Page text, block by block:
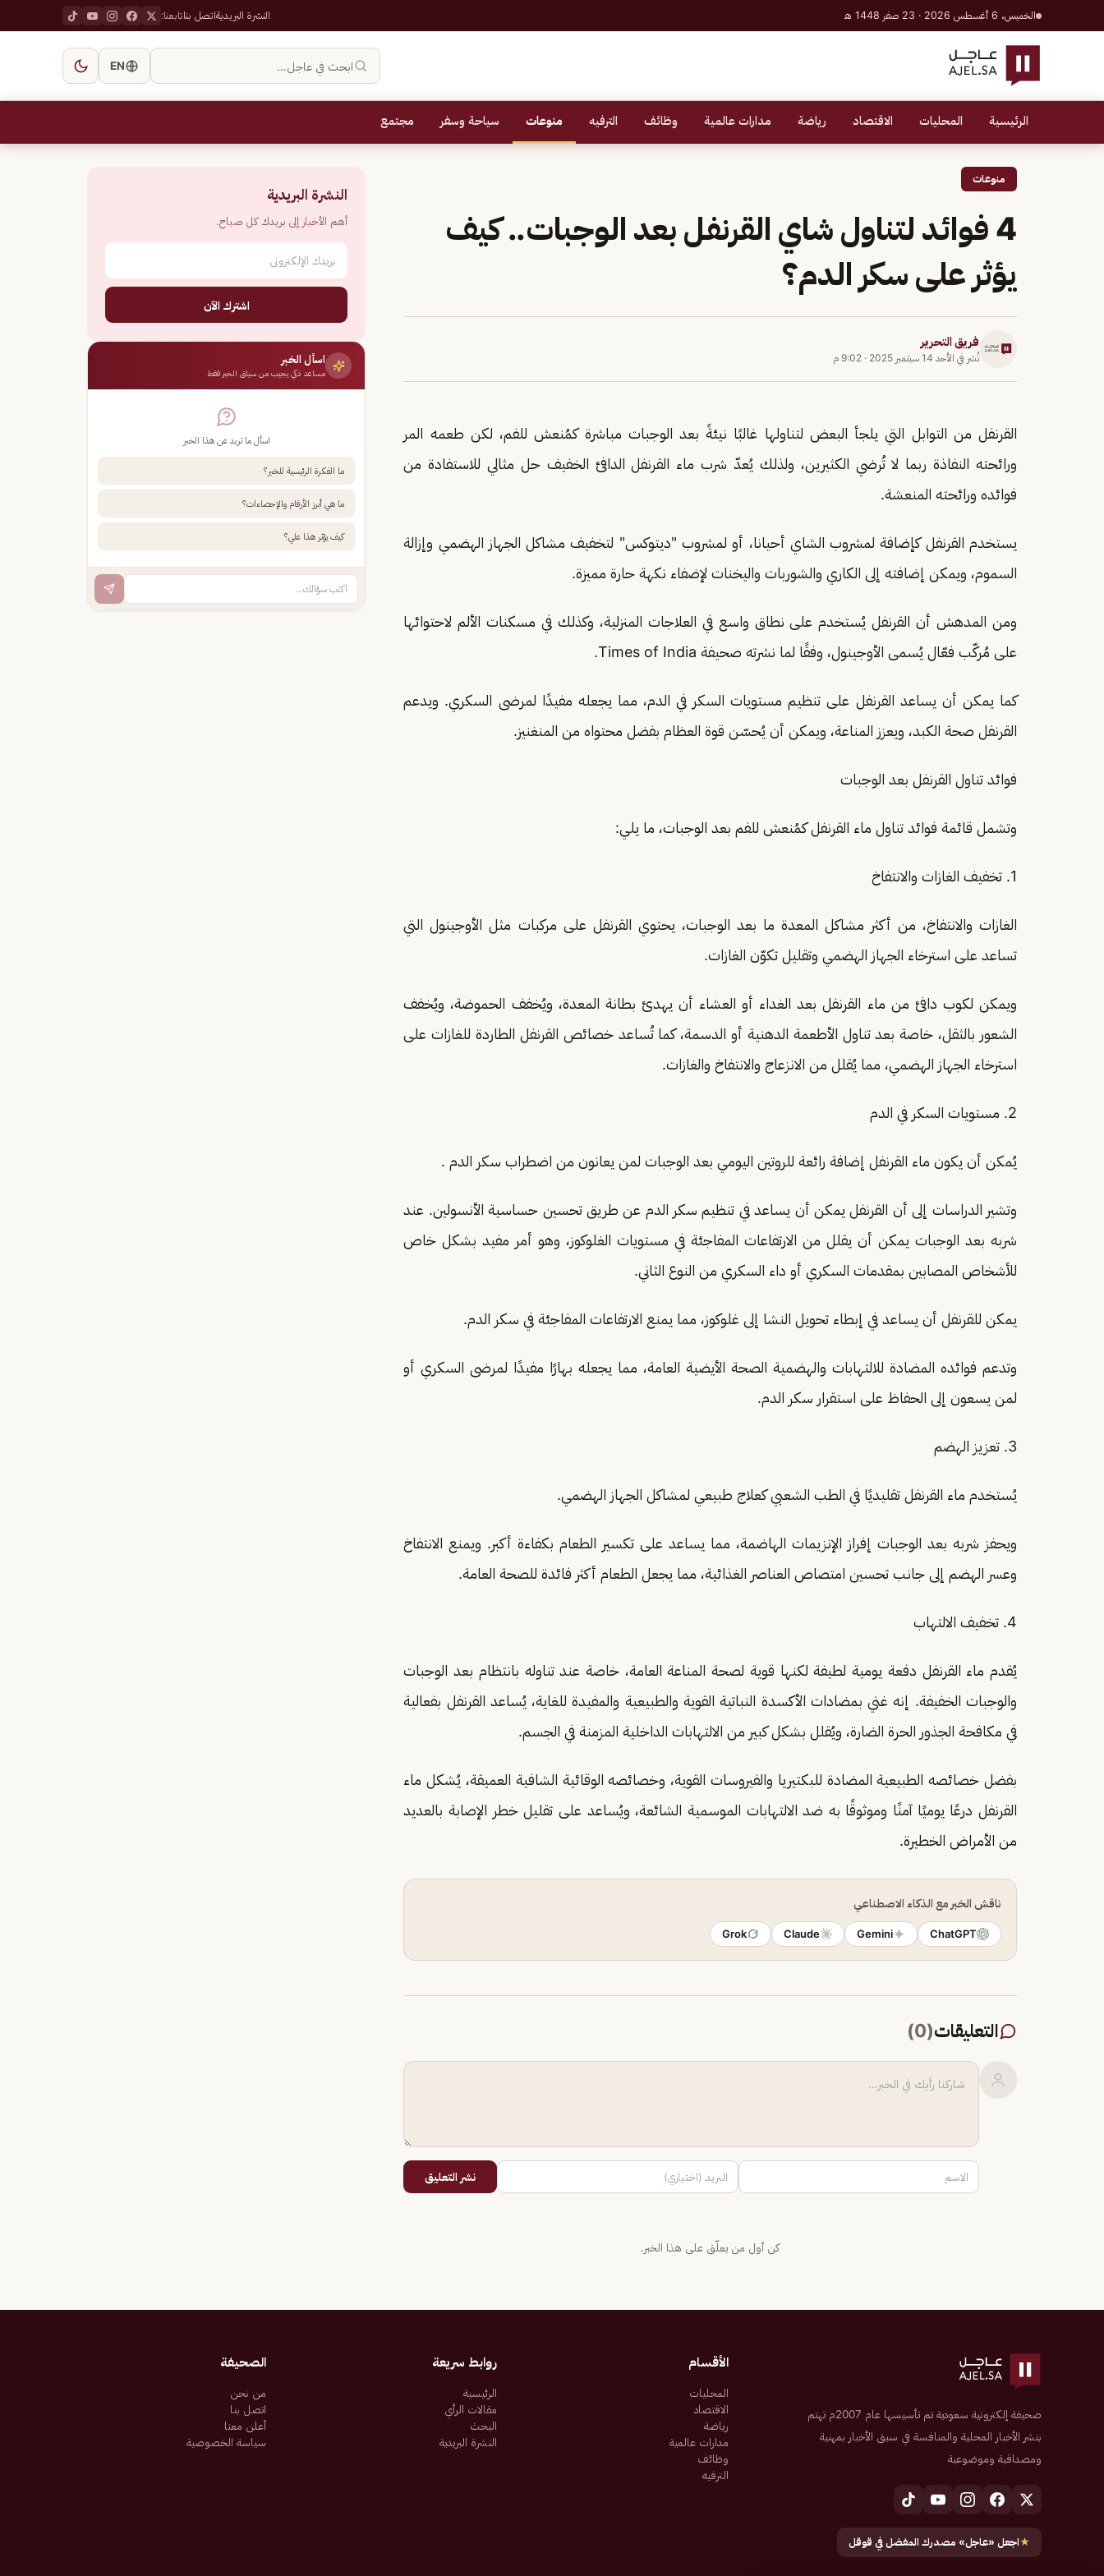
الخميس، 6 أغسطس 2026 · 23 صفر 1448 هـ النشرة البريديةاتصل بناتابعنا:
ابحث في عاجل… EN
الرئيسية المحليات الاقتصاد رياضة مدارات عالمية وظائف الترفيه منوعات سياحة وسفر مجتمع
منوعات
4 فوائد لتناول شاي القرنفل بعد الوجبات.. كيف
يؤثر على سكر الدم؟
فريق التحرير
نُشر في الأحد 14 سبتمبر 2025 · 9:02 م
القرنفل من التوابل التي يلجأ البعض لتناولها غالبًا نيئةً بعد الوجبات مباشرة كمُنعش للفم، لكن طعمه المر
ورائحته النفاذة ربما لا تُرضي الكثيرين، ولذلك يُعدّ شرب ماء القرنفل الدافئ الخفيف حل مثالي للاستفادة من
فوائده ورائحته المنعشة.
يستخدم القرنفل كإضافة لمشروب الشاي أحيانا، أو لمشروب "ديتوكس" لتخفيف مشاكل الجهاز الهضمي وإزالة
السموم، ويمكن إضافته إلى الكاري والشوربات واليخنات لإضفاء نكهة حارة مميزة.
ومن المدهش أن القرنفل يُستخدم على نطاق واسع في العلاجات المنزلية، وكذلك في مسكنات الألم لاحتوائها
على مُركّب فعّال يُسمى الأوجينول، وفقًا لما نشرته صحيفة Times of India.
كما يمكن أن يساعد القرنفل على تنظيم مستويات السكر في الدم، مما يجعله مفيدًا لمرضى السكري. ويدعم
القرنفل صحة الكبد، ويعزز المناعة، ويمكن أن يُحسّن قوة العظام بفضل محتواه من المنغنيز.
فوائد تناول القرنفل بعد الوجبات
وتشمل قائمة فوائد تناول ماء القرنفل كمُنعش للفم بعد الوجبات، ما يلي:
1. تخفيف الغازات والانتفاخ
الغازات والانتفاخ، من أكثر مشاكل المعدة ما بعد الوجبات، يحتوي القرنفل على مركبات مثل الأوجينول التي
تساعد على استرخاء الجهاز الهضمي وتقليل تكوّن الغازات.
ويمكن لكوب دافئ من ماء القرنفل بعد الغداء أو العشاء أن يهدئ بطانة المعدة، ويُخفف الحموضة، ويُخفف
الشعور بالثقل، خاصة بعد تناول الأطعمة الدهنية أو الدسمة، كما تُساعد خصائص القرنفل الطاردة للغازات على
استرخاء الجهاز الهضمي، مما يُقلل من الانزعاج والانتفاخ والغازات.
2. مستويات السكر في الدم
يُمكن أن يكون ماء القرنفل إضافة رائعة للروتين اليومي بعد الوجبات لمن يعانون من اضطراب سكر الدم .
وتشير الدراسات إلى أن القرنفل يمكن أن يساعد في تنظيم سكر الدم عن طريق تحسين حساسية الأنسولين. عند
شربه بعد الوجبات يمكن أن يقلل من الارتفاعات المفاجئة في مستويات الغلوكوز، وهو أمر مفيد بشكل خاص
للأشخاص المصابين بمقدمات السكري أو داء السكري من النوع الثاني.
يمكن للقرنفل أن يساعد في إبطاء تحويل النشا إلى غلوكوز، مما يمنع الارتفاعات المفاجئة في سكر الدم.
وتدعم فوائده المضادة للالتهابات والهضمية الصحة الأيضية العامة، مما يجعله بهارًا مفيدًا لمرضى السكري أو
لمن يسعون إلى الحفاظ على استقرار سكر الدم.
3. تعزيز الهضم
يُستخدم ماء القرنفل تقليديًا في الطب الشعبي كعلاج طبيعي لمشاكل الجهاز الهضمي.
ويحفز شربه بعد الوجبات إفراز الإنزيمات الهاضمة، مما يساعد على تكسير الطعام بكفاءة أكبر. ويمنع الانتفاخ
وعسر الهضم إلى جانب تحسين امتصاص العناصر الغذائية، مما يجعل الطعام أكثر فائدة للصحة العامة.
4. تخفيف الالتهاب
يُقدم ماء القرنفل دفعة يومية لطيفة لكنها قوية لصحة المناعة العامة، خاصة عند تناوله بانتظام بعد الوجبات
والوجبات الخفيفة. إنه غني بمضادات الأكسدة النباتية القوية والطبيعية والمفيدة للغاية، يُساعد القرنفل بفعالية
في مكافحة الجذور الحرة الضارة، ويُقلل بشكل كبير من الالتهابات الداخلية المزمنة في الجسم.
بفضل خصائصه الطبيعية المضادة للبكتيريا والفيروسات القوية، وخصائصه الوقائية الشافية العميقة، يُشكل ماء
القرنفل درعًا يوميًا آمنًا وموثوقًا به ضد الالتهابات الموسمية الشائعة، ويُساعد على تقليل خطر الإصابة بالعديد
من الأمراض الخطيرة.
ناقش الخبر مع الذكاء الاصطناعي
ChatGPT
Gemini
Claude
Grok
التعليقات(
0
)
نشر التعليق
كن أول من يعلّق على هذا الخبر.
النشرة البريدية
أهم الأخبار إلى بريدك كل صباح.
اشترك الآن
اسأل الخبر
مساعد ذكي يجيب من سياق الخبر فقط
اسأل ما تريد عن هذا الخبر
ما الفكرة الرئيسية للخبر؟
ما هي أبرز الأرقام والإحصاءات؟
كيف يؤثر هذا علي؟
صحيفة إلكترونية سعودية تم تأسيسها عام 2007م تهتم
بنشر الأخبار المحلية والمنافسة في سبق الأخبار بمهنية
ومصداقية وموضوعية
★اجعل «عاجل» مصدرك المفضل في قوقل
الأقسام
المحليات
الاقتصاد
رياضة
مدارات عالمية
وظائف
الترفيه
روابط سريعة
الرئيسية
مقالات الرأي
البحث
النشرة البريدية
الصحيفة
من نحن
اتصل بنا
أعلن معنا
سياسة الخصوصية